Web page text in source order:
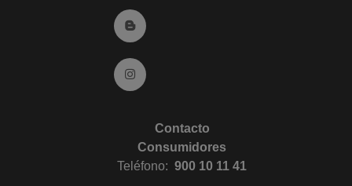
Ir al Blog (abre en ventana nueva)
Ir a Instagram (abre en ventana nueva)
Contacto
Consumidores
Teléfono: 900 10 11 41